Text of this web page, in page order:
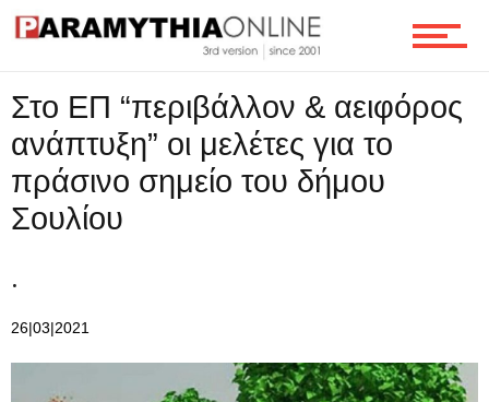
Ροή
Επικοινωνία
Στο ΕΠ “περιβάλλον & αειφόρος
ανάπτυξη” οι μελέτες για το
πράσινο σημείο του δήμου
Σουλίου
.
26|03|2021